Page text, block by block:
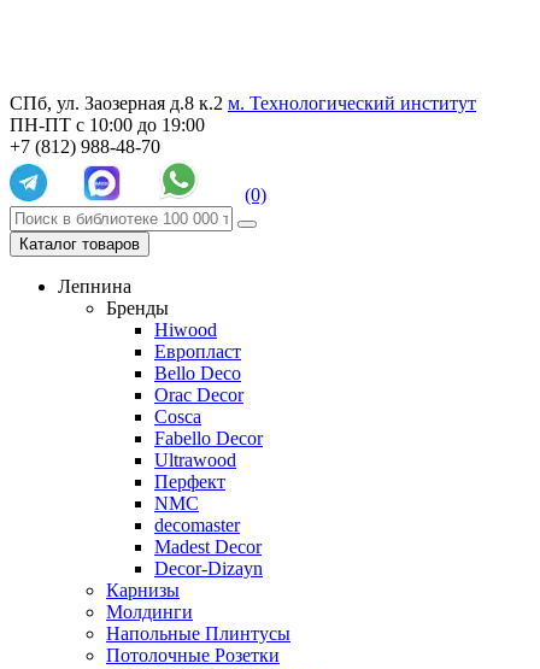
СПб, ул. Заозерная д.8 к.2 м. Технологический институт
ПН-ПТ с 10:00 до 19:00
+7 (812) 988-48-70
(0)
Каталог товаров
Лепнина
Бренды
Hiwood
Европласт
Bello Deco
Orac Decor
Cosca
Fabello Decor
Ultrawood
Перфект
NMC
decomaster
Madest Decor
Decor-Dizayn
Карнизы
Молдинги
Напольные Плинтусы
Потолочные Розетки